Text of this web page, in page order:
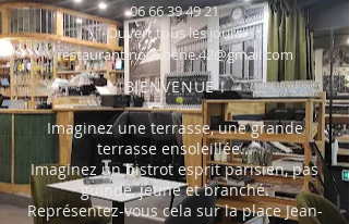
06 66 39 49 21
Ouvert tous les jours
restaurant.nota.bene.42@gmail.com
BIENVENUE !
Imaginez une terrasse, une grande
terrasse ensoleillée...
Imaginez un bistrot esprit parisien, pas
guindé, jeune et branché.
Représentez-vous cela sur la place Jean-